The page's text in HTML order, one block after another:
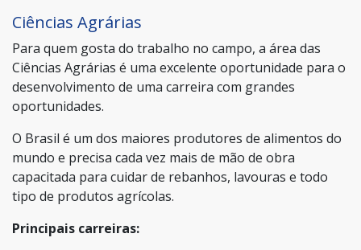
Ciências Agrárias
Para quem gosta do trabalho no campo, a área das
Ciências Agrárias é uma excelente oportunidade para o
desenvolvimento de uma carreira com grandes
oportunidades.
O Brasil é um dos maiores produtores de alimentos do
mundo e precisa cada vez mais de mão de obra
capacitada para cuidar de rebanhos, lavouras e todo
tipo de produtos agrícolas.
Principais carreiras: